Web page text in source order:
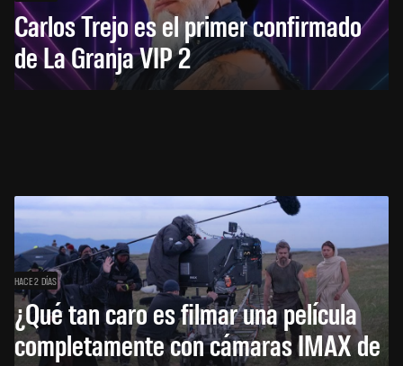
Carlos Trejo es el primer confirmado
de La Granja VIP 2
HACE 2 DÍAS
¿Qué tan caro es filmar una película
completamente con cámaras IMAX de